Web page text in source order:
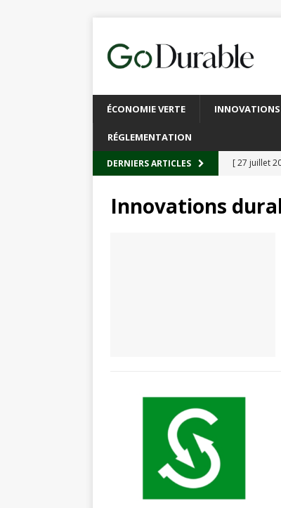
ÉCONOMIE VERTE INNOVATIONS
RÉGLEMENTATION
DERNIERS ARTICLES [ 27 juillet
[ 20 juillet
[ 13 juillet
[ 6 juillet
[ 3 août
Innovations